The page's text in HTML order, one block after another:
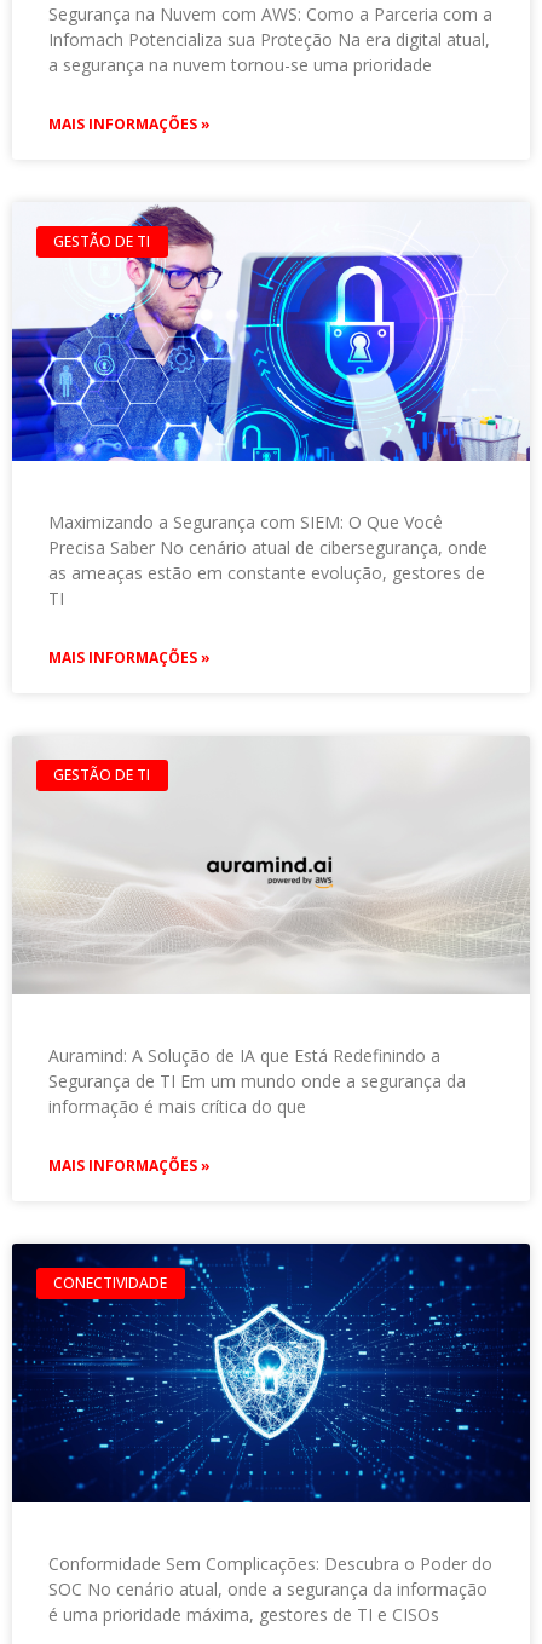
Segurança na Nuvem com AWS: Como a Parceria com a
Infomach Potencializa sua Proteção Na era digital atual,
a segurança na nuvem tornou-se uma prioridade
MAIS INFORMAÇÕES »
GESTÃO DE TI
Maximizando a Segurança com SIEM: O Que Você
Precisa Saber No cenário atual de cibersegurança, onde
as ameaças estão em constante evolução, gestores de
TI
MAIS INFORMAÇÕES »
GESTÃO DE TI
Auramind: A Solução de IA que Está Redefinindo a
Segurança de TI Em um mundo onde a segurança da
informação é mais crítica do que
MAIS INFORMAÇÕES »
CONECTIVIDADE
Conformidade Sem Complicações: Descubra o Poder do
SOC No cenário atual, onde a segurança da informação
é uma prioridade máxima, gestores de TI e CISOs